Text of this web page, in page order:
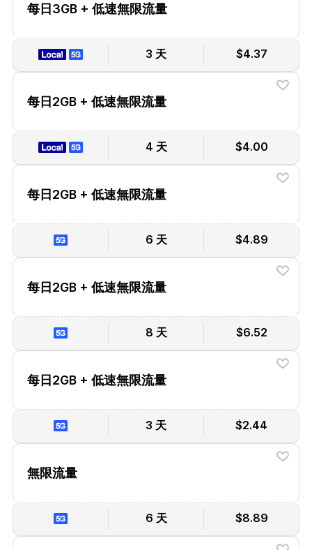
每日3GB + 低速無限流量
3 天 $4.37
每日2GB + 低速無限流量
4 天 $4.00
每日2GB + 低速無限流量
6 天 $4.89
每日2GB + 低速無限流量
8 天 $6.52
每日2GB + 低速無限流量
3 天 $2.44
無限流量
6 天 $8.89